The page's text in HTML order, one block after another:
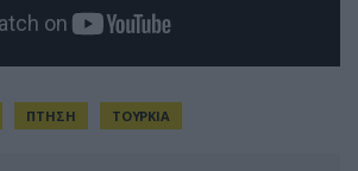
ΠΤΗΣΗ ΤΟΥΡΚΙΑ